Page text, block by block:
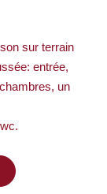
sur terrain
entrée,
un